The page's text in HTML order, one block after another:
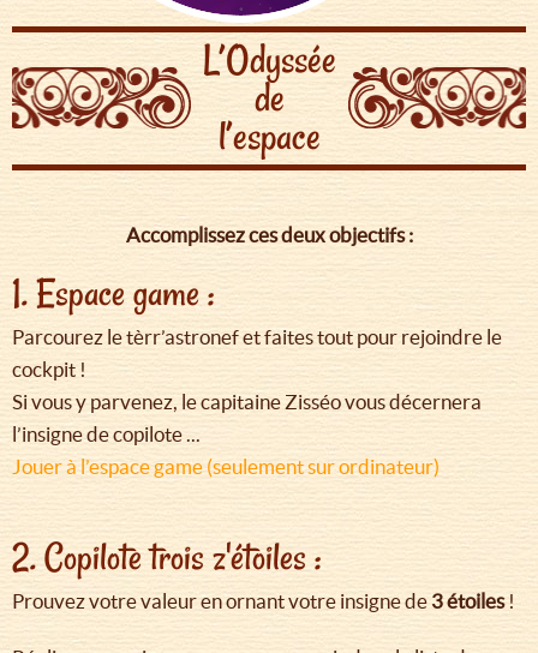
L’Odyssée
de
l’espace
Accomplissez ces deux objectifs :
1. Espace game :
Parcourez le tèrr’astronef et faites tout pour rejoindre le
cockpit !
Si vous y parvenez, le capitaine Zisséo vous décernera
l’insigne de copilote ...
Jouer à l’espace game (seulement sur ordinateur)
2. Copilote trois z'étoiles :
Prouvez votre valeur en ornant votre insigne de3 étoiles!